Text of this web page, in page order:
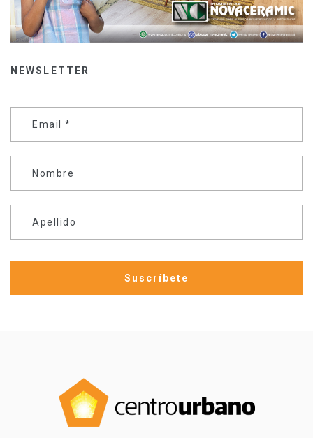
NEWSLETTER
Email *
Nombre
Apellido